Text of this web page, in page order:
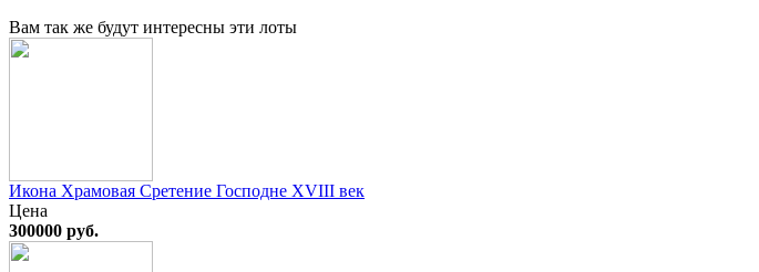
Вам так же будут интересны эти лоты
Икона Храмовая Сретение Господне XVIII век
Цена
300000 руб.